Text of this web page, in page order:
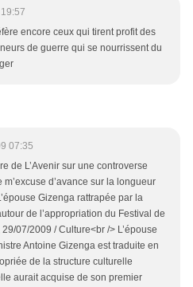
encore ceux qui tirent profit des
de guerre qui se nourrissent du
07:35
de L’Avenir sur une controverse
d’avance sur la longueur
Gizenga rattrapée par la
de l’appropriation du Festival de
07/2009 / Culture<br /> L’épouse
Antoine Gizenga est traduite en
de la structure culturelle
aurait acquise de son premier